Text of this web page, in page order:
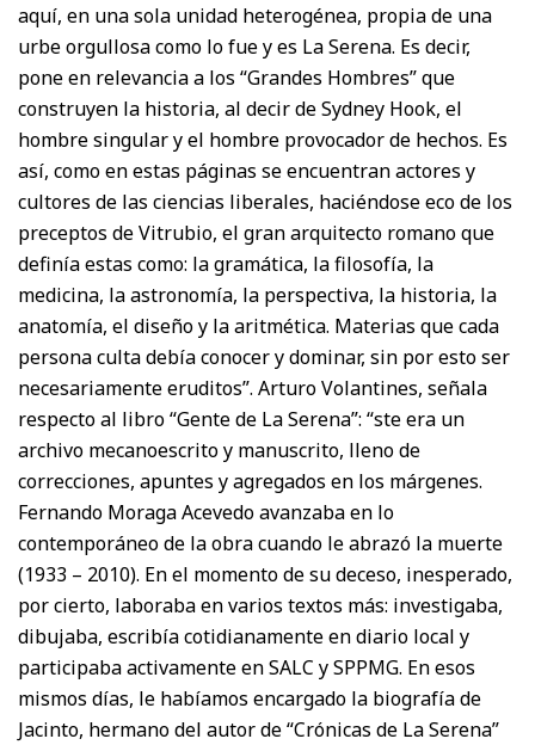
aquí, en una sola unidad heterogénea, propia de una
urbe orgullosa como lo fue y es La Serena. Es decir,
pone en relevancia a los “Grandes Hombres” que
construyen la historia, al decir de Sydney Hook, el
hombre singular y el hombre provocador de hechos. Es
así, como en estas páginas se encuentran actores y
cultores de las ciencias liberales, haciéndose eco de los
preceptos de Vitrubio, el gran arquitecto romano que
definía estas como: la gramática, la filosofía, la
medicina, la astronomía, la perspectiva, la historia, la
anatomía, el diseño y la aritmética. Materias que cada
persona culta debía conocer y dominar, sin por esto ser
necesariamente eruditos”. Arturo Volantines, señala
respecto al libro “Gente de La Serena”: “ste era un
archivo mecanoescrito y manuscrito, lleno de
correcciones, apuntes y agregados en los márgenes.
Fernando Moraga Acevedo avanzaba en lo
contemporáneo de la obra cuando le abrazó la muerte
(1933 – 2010). En el momento de su deceso, inesperado,
por cierto, laboraba en varios textos más: investigaba,
dibujaba, escribía cotidianamente en diario local y
participaba activamente en SALC y SPPMG. En esos
mismos días, le habíamos encargado la biografía de
Jacinto, hermano del autor de “Crónicas de La Serena”